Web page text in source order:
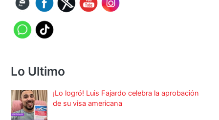
Lo Ultimo
¡Lo logró! Luis Fajardo celebra la aprobación
de su visa americana